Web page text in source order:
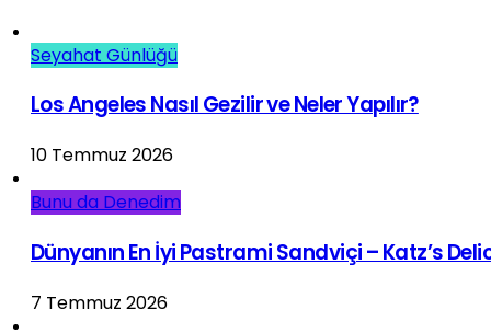
Seyahat Günlüğü
Los Angeles Nasıl Gezilir ve Neler Yapılır?
10 Temmuz 2026
Bunu da Denedim
Dünyanın En İyi Pastrami Sandviçi – Katz’s
7 Temmuz 2026